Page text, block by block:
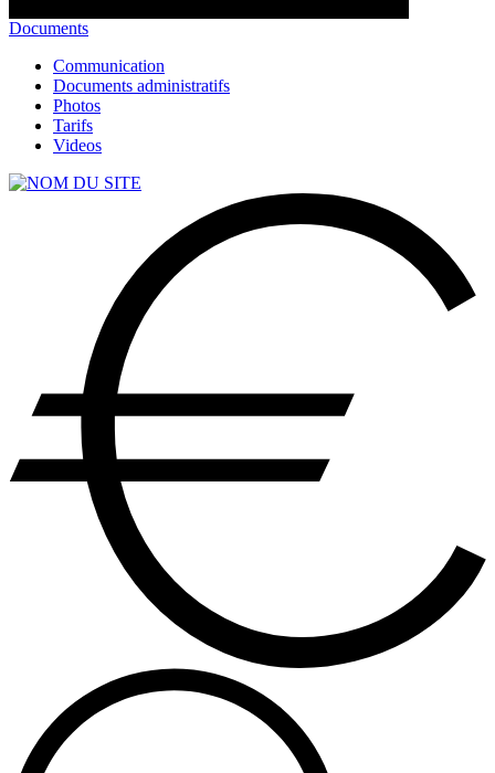
Documents
Communication
Documents administratifs
Photos
Tarifs
Videos